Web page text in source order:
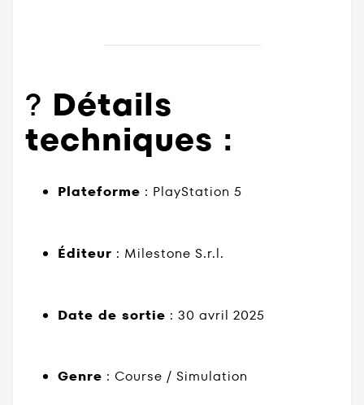
? Détails
techniques :
Plateforme : PlayStation 5
Éditeur : Milestone S.r.l.
Date de sortie : 30 avril 2025
Genre : Course / Simulation